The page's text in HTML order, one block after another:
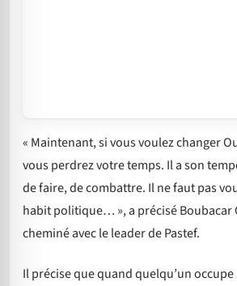
« Maintenant, si vous voulez changer
vous perdrez votre temps. Il a son
de faire, de combattre. Il ne faut pas
habit politique… », a précisé Boubacar
cheminé avec le leader de Pastef.
Il précise que quand quelqu’un